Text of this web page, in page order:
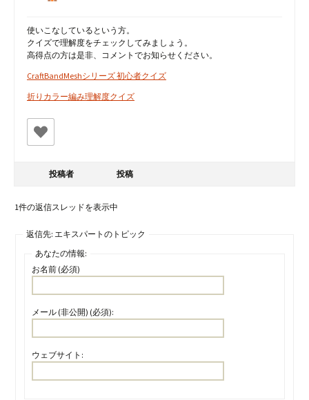
使いこなしているという方。
クイズで理解度をチェックしてみましょう。
高得点の方は是非、コメントでお知らせください。
CraftBandMeshシリーズ 初心者クイズ
折りカラー編み理解度クイズ
投稿者 投稿
1件の返信スレッドを表示中
返信先: エキスパートのトピック
あなたの情報:
お名前 (必須)
メール (非公開) (必須):
ウェブサイト: